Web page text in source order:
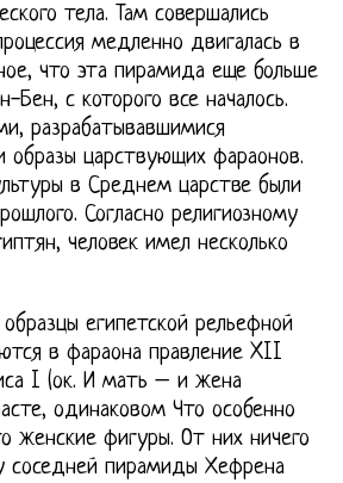
тела. Там совершались
медленно двигалась в
что эта пирамида еще больше
Бен, с которого все началось.
разрабатывавшимися
образы царствующих фараонов.
в Среднем царстве были
Согласно религиозному
человек имел несколько
египетской рельефной
в фараона правление XII
I (ок. И мать – и жена
одинаковом Что особенно
женские фигуры. От них ничего
соседней пирамиды Хефрена